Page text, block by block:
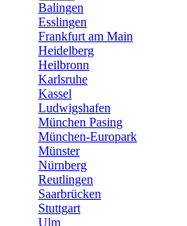
Balingen
Esslingen
Frankfurt am Main
Heidelberg
Heilbronn
Karlsruhe
Kassel
Ludwigshafen
München Pasing
München-Europark
Münster
Nürnberg
Reutlingen
Saarbrücken
Stuttgart
Ulm